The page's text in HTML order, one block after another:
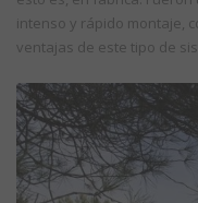
intenso y rápido montaje,
ventajas de este tipo de